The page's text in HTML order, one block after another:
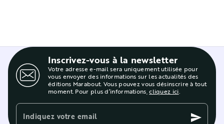
Inscrivez-vous à la newsletter
Votre adresse e-mail sera uniquement utilisée pour
vous envoyer des informations sur les actualités des
éditions Marabout. Vous pouvez vous désinscrire à tout
moment. Pour plus d’informations,cliquez ici.
Indiquez votre email send